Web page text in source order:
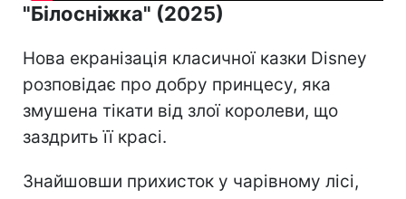
"Білосніжка" (2025)
Нова екранізація класичної казки Disney
розповідає про добру принцесу, яка
змушена тікати від злої королеви, що
заздрить її красі.
Знайшовши прихисток у чарівному лісі,